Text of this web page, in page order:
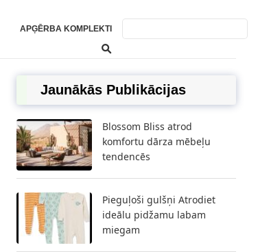
APĢĒRBA KOMPLEKTI
Jaunākās Publikācijas
Blossom Bliss atrod
komfortu dārza mēbeļu
tendencēs
Pieguļoši gulšņi Atrodiet
ideālu pidžamu labam
miegam